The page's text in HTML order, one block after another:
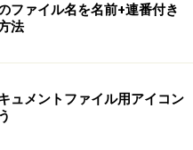
ファイル名を名前+連番付き
法
ュメントファイル用アイコン